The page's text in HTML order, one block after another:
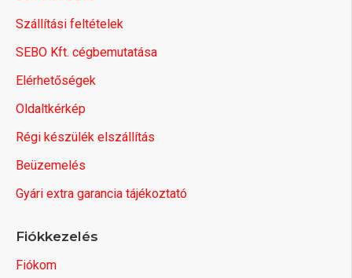
Szállítási feltételek
SEBO Kft. cégbemutatása
Elérhetőségek
Oldaltkérkép
Régi készülék elszállítás
Beüzemelés
Gyári extra garancia tájékoztató
Fiókkezelés
Fiókom